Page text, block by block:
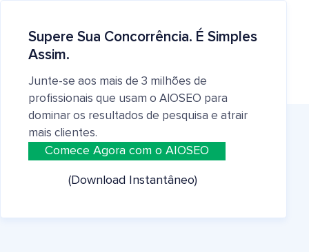
Supere Sua Concorrência. É Simples
Assim.
Junte-se aos mais de 3 milhões de
profissionais que usam o AIOSEO para
dominar os resultados de pesquisa e atrair
mais clientes.
Comece Agora com o AIOSEO
(Download Instantâneo)